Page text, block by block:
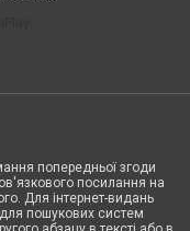
попередньої згоди
посилання на
Для інтернет-видань
пошукових систем